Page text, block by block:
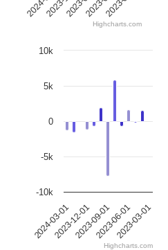
Highcharts.com
2024-03-01
2023-12-012023-09-012023-06-012023-03-01
-10k
-5k
0
5k
10k
Highcharts.com